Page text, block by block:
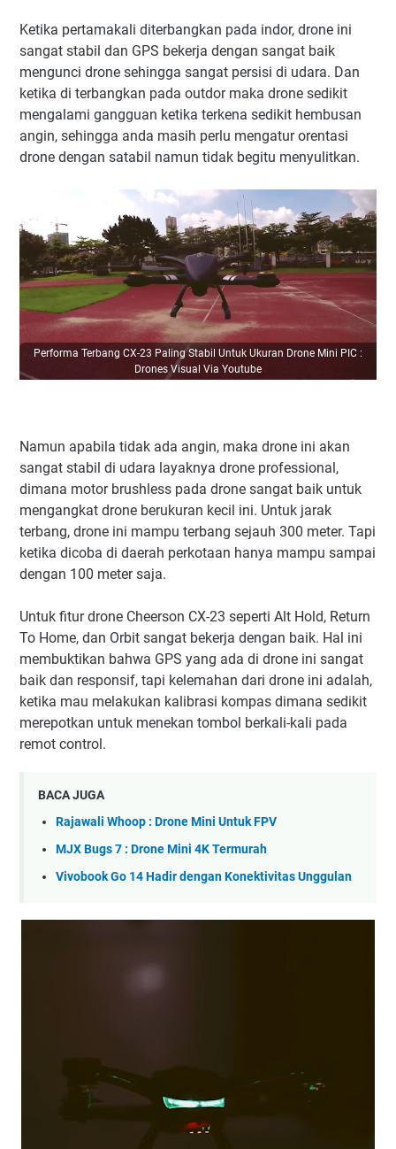
Ketika pertamakali diterbangkan pada indor, drone ini
sangat stabil dan GPS bekerja dengan sangat baik
mengunci drone sehingga sangat persisi di udara. Dan
ketika di terbangkan pada outdor maka drone sedikit
mengalami gangguan ketika terkena sedikit hembusan
angin, sehingga anda masih perlu mengatur orentasi
drone dengan satabil namun tidak begitu menyulitkan.
Performa Terbang CX-23 Paling Stabil Untuk Ukuran Drone Mini PIC :
Drones Visual Via Youtube
Namun apabila tidak ada angin, maka drone ini akan
sangat stabil di udara layaknya drone professional,
dimana motor brushless pada drone sangat baik untuk
mengangkat drone berukuran kecil ini. Untuk jarak
terbang, drone ini mampu terbang sejauh 300 meter. Tapi
ketika dicoba di daerah perkotaan hanya mampu sampai
dengan 100 meter saja.
Untuk fitur drone Cheerson CX-23 seperti Alt Hold, Return
To Home, dan Orbit sangat bekerja dengan baik. Hal ini
membuktikan bahwa GPS yang ada di drone ini sangat
baik dan responsif, tapi kelemahan dari drone ini adalah,
ketika mau melakukan kalibrasi kompas dimana sedikit
merepotkan untuk menekan tombol berkali-kali pada
remot control.
BACA JUGA
Rajawali Whoop : Drone Mini Untuk FPV
MJX Bugs 7 : Drone Mini 4K Termurah
Vivobook Go 14 Hadir dengan Konektivitas Unggulan